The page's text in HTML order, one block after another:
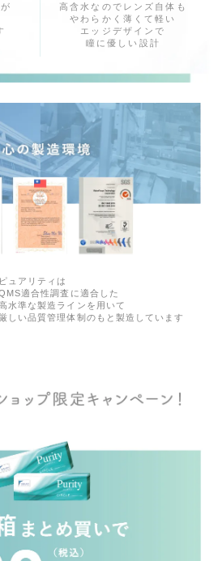
高含水なのでレンズ自体も
やわらかく薄くて軽い
エッジデザインで
瞳に優しい設計
ピュアリティは
適合性調査に適合した
水準な製造ラインを用いて
厳しい品質管理体制のもと製造しています